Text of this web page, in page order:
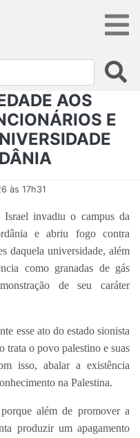
AOS
E
às 17h31
invadiu o campus da
e abriu fogo contra
daquela universidade, além
como granadas de gás
de seu caráter
esse ato do estado sionista
trata o povo palestino e suas
isso, abalar a existência
na Palestina.
além de promover a
produzir um apagamento